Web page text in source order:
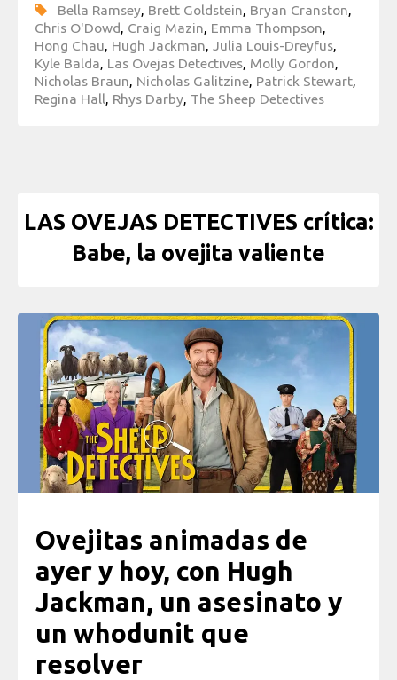
Bella Ramsey, Brett Goldstein, Bryan Cranston,
Chris O'Dowd, Craig Mazin, Emma Thompson,
Hong Chau, Hugh Jackman, Julia Louis-Dreyfus,
Kyle Balda, Las Ovejas Detectives, Molly Gordon,
Nicholas Braun, Nicholas Galitzine, Patrick Stewart,
Regina Hall, Rhys Darby, The Sheep Detectives
LAS OVEJAS DETECTIVES crítica:
Babe, la ovejita valiente
Ovejitas animadas de
ayer y hoy, con Hugh
Jackman, un asesinato y
un whodunit que
resolver